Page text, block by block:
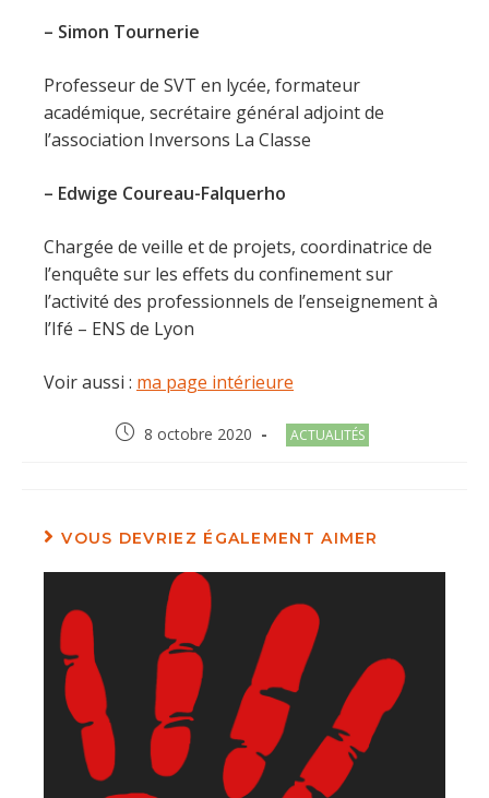
– Simon Tournerie
Professeur de SVT en lycée, formateur
académique, secrétaire général adjoint de
l’association Inversons La Classe
– Edwige Coureau-Falquerho
Chargée de veille et de projets, coordinatrice de
l’enquête sur les effets du confinement sur
l’activité des professionnels de l’enseignement à
l’Ifé – ENS de Lyon
Voir aussi : ma page intérieure
Post8 octobre 2020
Post
ACTUALITÉS
VOUS DEVRIEZ ÉGALEMENT AIMER